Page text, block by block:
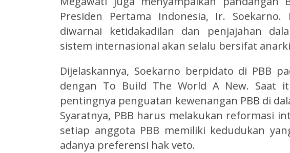
Presiden Pertama Indonesia, Ir.
diwarnai ketidakadilan dan penjajahan
sistem internasional akan selalu bersifat
Dijelaskannya, Soekarno berpidato di PBB
dengan To Build The World A New. Saat
pentingnya penguatan kewenangan PBB di
Syaratnya, PBB harus melakukan reformasi
setiap anggota PBB memiliki kedudukan
adanya preferensi hak veto.